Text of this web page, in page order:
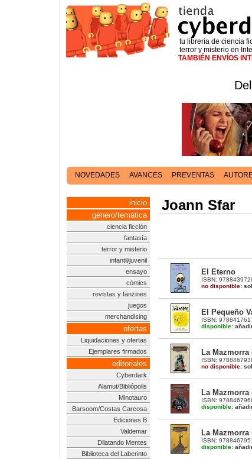
tu librería de ciencia
terror y misterio en
TAMBIÉN ENVÍOS
NOVEDADES AVANCES PREVENTAS
inicio
género/temática
ciencia ficción
fantasía
terror y misterio
infantil/juvenil
ensayo
cómics
revistas y fanzines
juegos
merchandising
ofertas
Liquidaciones y ofertas
Ejemplares firmados
editoriales
Cyberdark
Alamut/Bibliópolis
Minotauro
Barsoom/Costas Carcosa
Ediciones B
Valdemar
Dilatando Mentes
Biblioteca del Laberinto
Joann Sfar
El Eterno
ISBN:
no disponible:
El Pequeño
ISBN:
disponible:
La Mazmorra
ISBN:
no disponible:
La Mazmorra
ISBN:
disponible:
La Mazmorra
ISBN:
disponible: